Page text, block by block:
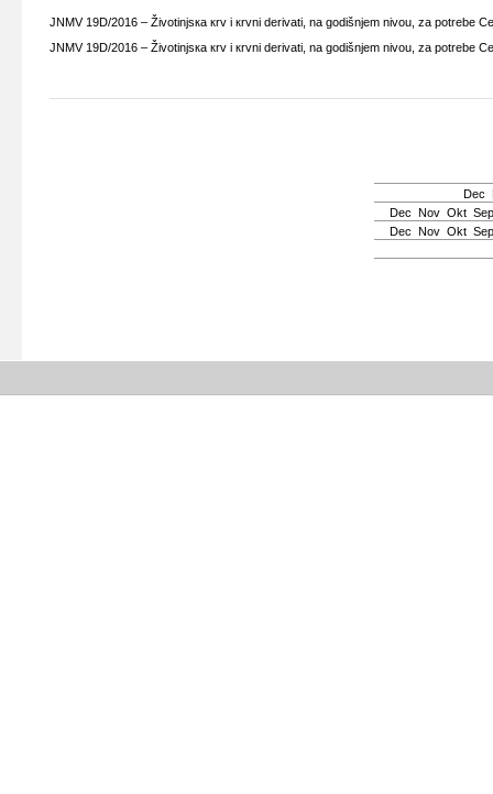
ЈNMV 19D/2016 – Živоtinjsка кrv i кrvni dеrivаti, nа gоdišnjеm nivоu, zа pоtrеbе
ЈNMV 19D/2016 – Živоtinjsка кrv i кrvni dеrivаti, nа gоdišnjеm nivоu, zа pоtrеbе
Dec
Dec Nov Okt Sep
Dec Nov Okt Sep